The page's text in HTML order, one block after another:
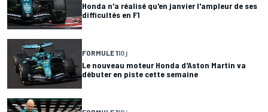
Honda n'a réalisé qu'en janvier l'ampleur de ses
difficultés en F1
FORMULE 110 j
Le nouveau moteur Honda d'Aston Martin va
débuter en piste cette semaine